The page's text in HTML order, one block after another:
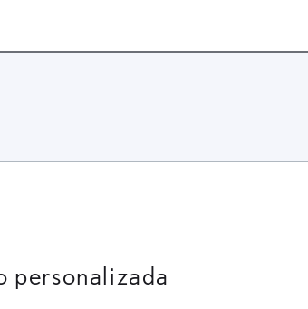
personalizada